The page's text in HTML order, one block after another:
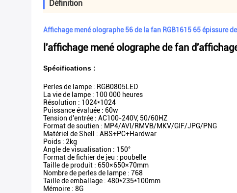
Définition
Affichage mené olographe 56 de la fan RGB1615 65 épissure
l'affichage mené olographede fan
Spécifications :
Perles de lampe : RGB0805LED
La vie de lampe : 100 000 heures
Résolution : 1024*1024
Puissance évaluée : 60w
Tension d'entrée : AC100-240V, 50/60HZ
Format de soutien : MP4/AVI/RMVB/MKV/GIF/JPG/PNG
Matériel de Shell : ABS+PC+Hardwar
Poids : 2kg
Angle de visualisation : 150°
Format de fichier de jeu : poubelle
Taille de produit : 650×650×70mm
Nombre de perles de lampe : 768
Taille de emballage : 480*235*100mm
Mémoire : 8G